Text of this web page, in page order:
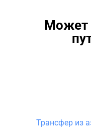
Может
Трансфер из